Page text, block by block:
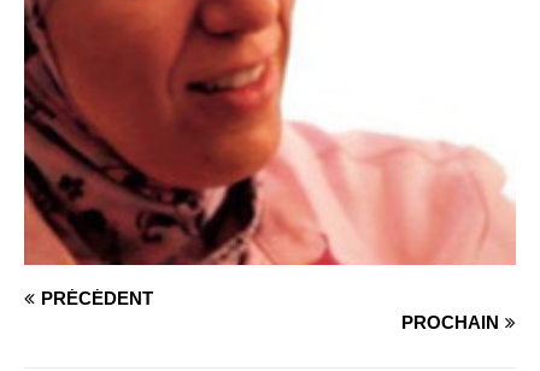
PRÉCÉDENT
PROCHAIN